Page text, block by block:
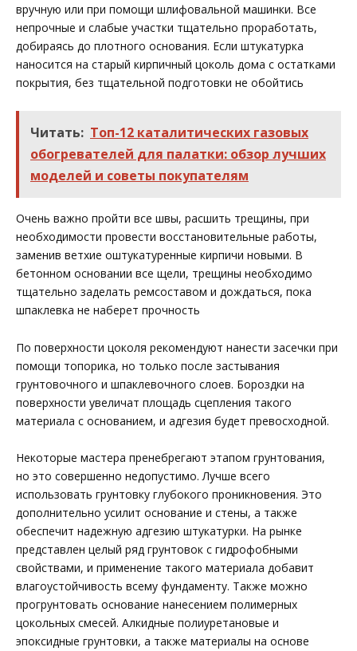
вручную или при помощи шлифовальной машинки. Все
непрочные и слабые участки тщательно проработать,
добираясь до плотного основания. Если штукатурка
наносится на старый кирпичный цоколь дома с остатками
покрытия, без тщательной подготовки не обойтись
Читать: Топ-12 каталитических газовых
обогревателей для палатки: обзор лучших
моделей и советы покупателям
Очень важно пройти все швы, расшить трещины, при
необходимости провести восстановительные работы,
заменив ветхие оштукатуренные кирпичи новыми. В
бетонном основании все щели, трещины необходимо
тщательно заделать ремсоставом и дождаться, пока
шпаклевка не наберет прочность
По поверхности цоколя рекомендуют нанести засечки при
помощи топорика, но только после застывания
грунтовочного и шпаклевочного слоев. Бороздки на
поверхности увеличат площадь сцепления такого
материала с основанием, и адгезия будет превосходной.
Некоторые мастера пренебрегают этапом грунтования,
но это совершенно недопустимо. Лучше всего
использовать грунтовку глубокого проникновения. Это
дополнительно усилит основание и стены, а также
обеспечит надежную адгезию штукатурки. На рынке
представлен целый ряд грунтовок с гидрофобными
свойствами, и применение такого материала добавит
влагоустойчивость всему фундаменту. Также можно
прогрунтовать основание нанесением полимерных
цокольных смесей. Алкидные полиуретановые и
эпоксидные грунтовки, а также материалы на основе